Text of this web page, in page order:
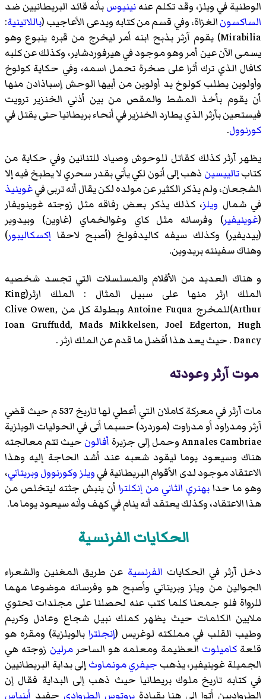
الوطنية في ويلز، وقد تكلم عنهنينيوسبأنه قائد البريطانيين ضد
الساكسونالغزاة، وفي قسم من كتابه ويدعى الأعاجيب (باللاتينية:
Mirabilia) يقوم آرثر بذبح ابنه أمر ليخرج من قبره ينبوع وهو
يسمى الآن عين أمر وهو موجود فيهيرفوردشاير، وكذلك عن كلبه
كافال الذي ترك أثرا على صخرة تحمل اسمه، وفي حكاية كولوخ
وأولوين يطلب كولوخ يد أولوين من أبيها الوحشإسباذادن منها
أن يقوم بأخذ المشط والمقص من بين أذني الخنزير ترويت
فيستعين بآرثر الذي يطارد الخنزير في أنحاء بريطانيا حتى يقتل في
كورنوول.
يظهر آرثر كذلك كقاتل للوحوش وصياد للتنانين وفي حكاية من
كتابتالييسين ذهب إلى أنون لكي يأتي بقدر سحري لا يطبخ فيه إلا
الشجعان، ولم يذكر الكثير عن مولده لكن يقال أنه تربى فيغوينيذ
في شمال ويلز، كذلك يذكر بعض رفاقه مثل زوجته غوينويفار
(غوينيفير) وفرسانه مثل كاي وغوالخماي (غاوين) وبيدوير
(بيديفير) وكذلك سيفه كاليدفولخ (أصبح لاحقا إكسكاليبور)
وهناك سفينته بريدوين.
و هناك العديد من الأفلام والمسلسلات التي تجسد شخصيه
الملك ارثر منها على سبيل المثال : الملك ارثر(King
Arthur)للمخرج Antoine Fuqua وبطولة كل من Clive Owen,
Ioan Gruffudd, Mads Mikkelsen, Joel Edgerton, Hugh
Dancy . حيث يعد هذا أفضل ما قدم عن الملك ارثر .
موت آرثر وعودته
مات آرثر في معركةكاملان
التي أعطي لها تاريخ 537 م حيث قضي
آرثر ومدراود أو مدراوت (موردرد) حسبما أتى في الحوليات الويلزية
Annales Cambriae وحمل إلى جزيرة
أفالون حيث تتم معالجته
هناك وسيعود يوما ليقود شعبه عند أشد الحاجة إليه وهذا
الاعتقاد موجود لدى الأقوام البريطانية فيويلز وكورنوولوبريتاني،
وهو ما حدابهنري الثاني من إنكلترا أن ينبش جثته ليتخلص من
هذا الاعتقاد، وكذلك يعتقد أنه ينام في كهف وأنه سيعود يوما ما.
الحكايات الفرنسية
دخل آرثر في الحكايات الفرنسية عن طريق المغنين والشعراء
الجوالين من ويلز وبريتاني وأصبح هو وفرسانه موضوعا مهما
للرواة فلو جمعنا كلما كتب عنه لحصلنا على مجلدات تحتوي
ملايين الكلمات حيث يظهر كملك نبيل شجاع وعادل وكريم
وطيب القلب في مملكته لوغريس (إنجلترا بالويلزية) ومقره هو
قلعةكاميلوت العظيمة ومعلمه هو الساحرمرلين زوجته هي
الجميلة غوينيفير، يذهب جيفري مونماوثإلى بداية البريطانيين
في كتابه تاريخ ملوك بريطانيا حيث ذهب إلى البداية فقال إن
الطرواديين أتوا إلى هنا بقيادةبروتوس الطروادي حفيد أينياس